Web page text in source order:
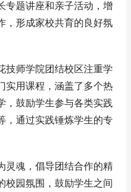
专题讲座和亲子活动，增
，形成家校共育的良好氛
技师学院团结校区注重学
实用课程，涵盖了多个热
，鼓励学生参与各类实践
，通过实践锤炼学生的专
灵魂，倡导团结合作的精
校园氛围，鼓励学生之间